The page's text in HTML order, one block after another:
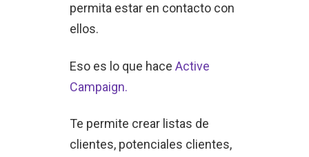
permita estar en contacto con
ellos.
Eso es lo que hace Active
Campaign.
Te permite crear listas de
clientes, potenciales clientes,